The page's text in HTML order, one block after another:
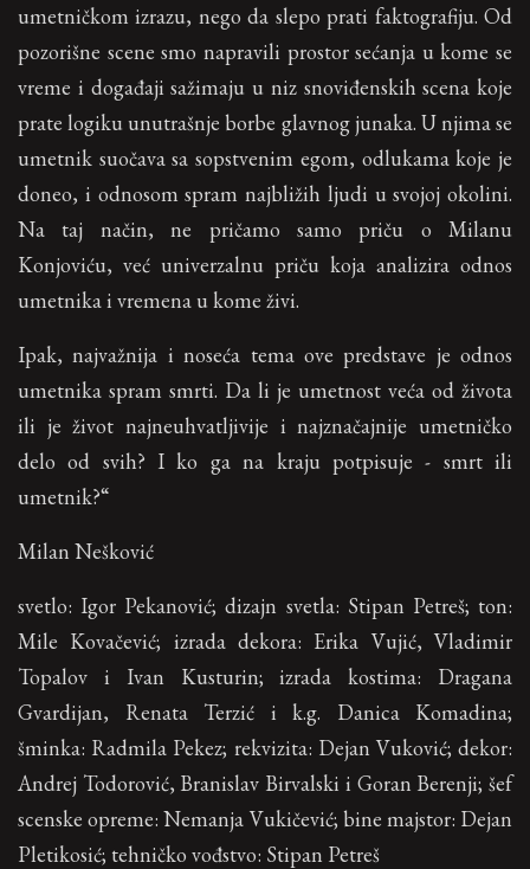
umetničkom izrazu, nego da slepo prati faktografiju. Od
pozorišne scene smo napravili prostor sećanja u kome se
vreme i događaji sažimaju u niz snoviđenskih scena koje
prate logiku unutrašnje borbe glavnog junaka. U njima se
umetnik suočava sa sopstvenim egom, odlukama koje je
doneo, i odnosom spram najbližih ljudi u svojoj okolini.
Na taj način, ne pričamo samo priču o Milanu
Konjoviću, već univerzalnu priču koja analizira odnos
umetnika i vremena u kome živi.
Ipak, najvažnija i noseća tema ove predstave je odnos
umetnika spram smrti. Da li je umetnost veća od života
ili je život najneuhvatljivije i najznačajnije umetničko
delo od svih? I ko ga na kraju potpisuje - smrt ili
umetnik?“
Milan Nešković
svetlo: Igor Pekanović; dizajn svetla: Stipan Petreš; ton:
Mile Kovačević; izrada dekora: Erika Vujić, Vladimir
Topalov i Ivan Kusturin; izrada kostima: Dragana
Gvardijan, Renata Terzić i k.g. Danica Komadina;
šminka: Radmila Pekez; rekvizita: Dejan Vuković; dekor:
Andrej Todorović, Branislav Birvalski i Goran Berenji; šef
scenske opreme: Nemanja Vukičević; bine majstor: Dejan
Pletikosić; tehničko vođstvo: Stipan Petreš